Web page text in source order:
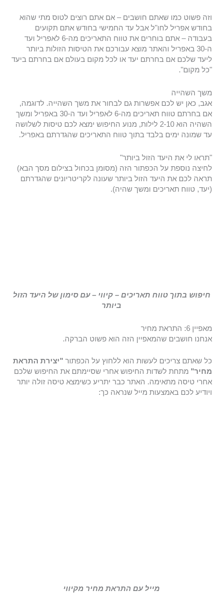
וזה פשוט כמו שאתם חושבים – אם אתם רוצים לטוס מתי שהוא
בחודש אפריל לחו"ל אבל עד החמישי בחודש אתם תקועים
בעבודה – אתם בוחרים את טווח התאריכים מה-6 לאפריל ועד
ה-30 באפריל והאתר מוצא עבורכם את הטיסות הזולות ביותר
ליעד שלכם אם בחרתם יעד או לכל מקום בעולם אם בחרתם ביעד
"כל מקום".
משך השהייה
אגב, כאן יש לכם אפשרות גם לבחור את משך השהייה. לדוגמה,
אם בחרתם טווח תאריכים מה-6 לאפריל ועד ה-30 באפריל ומשך
השהיה הוא 2-10 לילות, מנוע החיפוש ימצא לכם טיסות לשלושה
עד שמונה ימים בלבד בתוך טווח התאריכים שהגדרתם באפריל.
"תראו לי את היעד הזול ביותר"
לחיצה נוספת על הכפתור הזה (מסומן בכחול בצילום מסך הבא)
תראה לכם את היעד הזול ביותר שעונה לקריטריונים שהגדרתם
(יעד, טווח תאריכים ומשך שהיה).
חיפוש בתוך טווח תאריכים – קיווי – עם סימון של היעד הזול
ביותר
מאפיין 6: התראת מחיר
אנחנו חושבים שהמאפיין הזה הוא פשוט הברקה.
כל שאתם צריכים לעשות הוא ללחוץ על הכפתור "יצירת התראת
מחיר" מתחת לשדות החיפוש אחרי שסיימתם את החיפוש שלכם
אחרי טיסה מתאימה. האתר כבר יתריע כשימצא טיסה זולה יותר
ויודיע לכם באמצעות מייל שנראה כך:
מייל עם התראת מחיר מקיווי